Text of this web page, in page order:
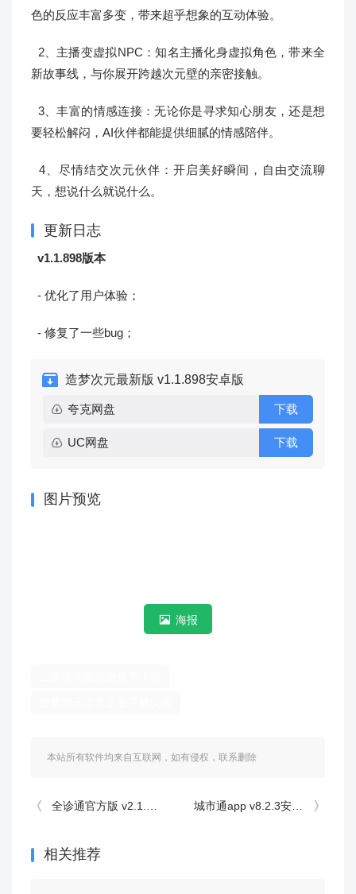
色的反应丰富多变，带来超乎想象的互动体验。
2、主播变虚拟NPC：知名主播化身虚拟角色，带来全
新故事线，与你展开跨越次元壁的亲密接触。
3、丰富的情感连接：无论你是寻求知心朋友，还是想
要轻松解闷，AI伙伴都能提供细腻的情感陪伴。
4、尽情结交次元伙伴：开启美好瞬间，自由交流聊
天，想说什么就说什么。
更新日志
v1.1.898版本
- 优化了用户体验；
- 修复了一些bug；
造梦次元最新版 v1.1.898安卓版
夸克网盘 下载
UC网盘 下载
图片预览
海报
本站所有软件均来自互联网，如有侵权，联系删除
全诊通官方版 v2.1.46安卓版 城市通app v8.2.3安卓版
相关推荐